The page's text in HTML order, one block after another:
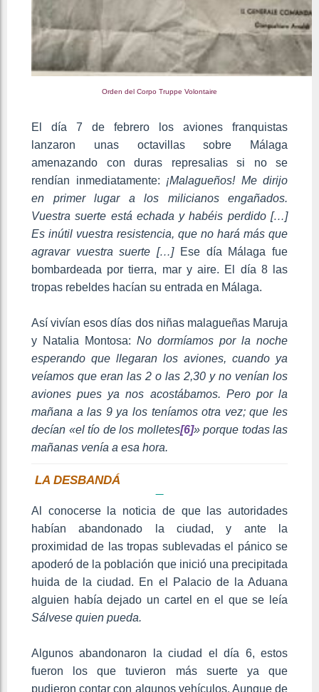
Orden del Corpo Truppe Volontaire
El día 7 de febrero los aviones franquistas
lanzaron unas octavillas sobre Málaga
amenazando con duras represalias si no se
rendían inmediatamente: ¡Malagueños! Me dirijo
en primer lugar a los milicianos engañados.
Vuestra suerte está echada y habéis perdido […]
Es inútil vuestra resistencia, que no hará más que
agravar vuestra suerte […]Ese día Málaga fue
bombardeada por tierra, mar y aire. El día 8 las
tropas rebeldes hacían su entrada en Málaga.
Así vivían esos días dos niñas malagueñas Maruja
y Natalia Montosa: No dormíamos por la noche
esperando que llegaran los aviones, cuando ya
veíamos que eran las 2 o las 2,30 y no venían los
aviones pues ya nos acostábamos. Pero por la
mañana a las 9 ya los teníamos otra vez; que les
decían «el tío de los molletes[6]» porque todas las
mañanas venía a esa hora.
LA DESBANDÁ
Al conocerse la noticia de que las autoridades
habían abandonado la ciudad, y ante la
proximidad de las tropas sublevadas el pánico se
apoderó de la población que inició una precipitada
huida de la ciudad. En el Palacio de la Aduana
alguien había dejado un cartel en el que se leía
Sálvese quien pueda.
Algunos abandonaron la ciudad el día 6, estos
fueron los que tuvieron más suerte ya que
pudieron contar con algunos vehículos. Aunque de